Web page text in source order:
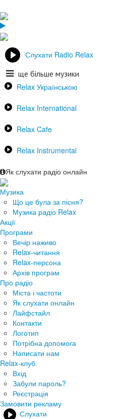
Слухати Radio Relax
ще більше музики
Relax Українською
Relax International
Relax Cafe
Relax Instrumental
Як слухати радіо онлайн
Музика
Що це була за пісня?
Музика радіо Relax
Акції
Програми
Вечір наживо
Relax-читання
Relax-персона
Архів програм
Про радіо
Міста і частоти
Як слухати онлайн
Лайфстайл
Контакти
Логотип
Потрібна допомога
Написати нам
Relax-клуб
Вхід
Забули пароль?
Реєстрація
Замовити рекламу
Слухати